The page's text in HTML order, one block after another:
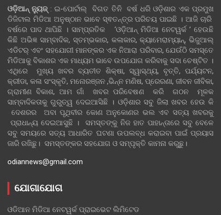
ଓଡ଼ିଆନ୍‍ ନ୍ୟୁଜ୍‍: ଇ-ପୋର୍ଟାଲ୍ ବିଗତ ତିନି ବର୍ଷ ଧରି ଓଡ଼ିଶାର ଏକ ପ୍ରମୁଖ
ଡିଜିଟାଲ ମିଡିଆ ଅନୁଷ୍ଠାନ ଭାବେ ସ୍ଵତନ୍ତ୍ର ପରିଚୟ ପାଇଛି । ଆଜି ଚାରି
ବର୍ଷରେ ପାଦ ଥାପିଛି । ସାମ୍ପ୍ରତିକ ‘ଓଡ଼ିଆନ୍‍ ମିଡିଆ ନେଟୱର୍କ ’ ହେଉଛି
କିଛି ଅଭିଜ୍ଞ ସାମ୍ବାଦିକ, ସ୍ତମ୍ଭକାର, କଳାକାର, କ୍ୟାମେରାମ୍ୟାନ୍, ଭିଜୁଆଲ୍
ଏଡିଟର୍ ଏବଂ ସହଯୋଗୀ ମାନଙ୍କର ଏକ ନିଆରା ପରିବାର, ଯେଉଁଠି ସମସ୍ତେ
ମିଡିଆକୁ ବିକାଶର ଏକ ମାଧ୍ୟମ ଭାବେ ଉପଯୋଗ କରିବାକୁ ସଦା ଚେଷ୍ଟିତ ।
ଏଥିରେ ମୁଖ୍ୟ ଖବର ବ୍ୟତୀତ ଶିକ୍ଷା, ସ୍ୱାସ୍ଥ୍ୟ, ବୃତ୍ତି, ପର୍ଯ୍ୟଟନ,
କ୍ରୀଡା, କଳା ସଂସ୍କୃତି, ମନୋରଞ୍ଜନ ,ଭିନ୍ନ ମଣିଷ, ପ୍ରେରଣା, ଜୀବନ ଜୀବିକା,
ଗ୍ରାମୀଣ ବିକାଶ, ଆମ ଗାଁ ଖବର ପରିବେଷଣ କରି ଗଠନ ମୂଳକ
ସାମ୍ବାଦିକତାକୁ ଗୁରୁତ୍ୱ ଦେଇଆସିଛି । ଓଡ଼ିଶାର ସବୁ ଜିଲା ଖବର ହେଉ କି
ଦେଶରର ଅବା ପୃଥିବୀର କୋଣ ଅନୁକୋଣର ଭଲ ଏବ ସତ୍ୟ ଖବରକୁ
ପ୍ରାଧାନ୍ୟ ଦେଇଆସୁଛି । ସମସ୍ତଙ୍କୁ ନିଜ ହାତ ପାହାନ୍ତାରେ ସବୁ ବେଳେ
ସବୁ ସମୟରେ ସତ୍ୟ ଆଧାରିତ ଘଟଣା ଉପଲବ୍ଧ କରାଇବା ପାଇଁ ପ୍ରୟାସ
ଜାରି ରଖିଛୁ। ସମସ୍ତଙ୍କର ସହଯୋଗ ଓ ସମ୍ପୃକ୍ତି କାମନା କରୁଛୁ।
odiannews@gmail.com
ଯୋଗାଯୋଗ
ଓଡିଆନ ମିଡିଆ ନେଟୱର୍କ ପ୍ରାଇଭେଟ ଲିମିଟେଡ